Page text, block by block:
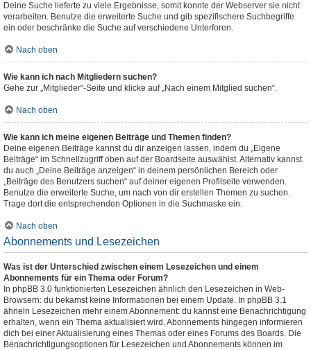
Deine Suche lieferte zu viele Ergebnisse, somit konnte der Webserver sie nicht
verarbeiten. Benutze die erweiterte Suche und gib spezifischere Suchbegriffe
ein oder beschränke die Suche auf verschiedene Unterforen.
Nach oben
Wie kann ich nach Mitgliedern suchen?
Gehe zur „Mitglieder“-Seite und klicke auf „Nach einem Mitglied suchen“.
Nach oben
Wie kann ich meine eigenen Beiträge und Themen finden?
Deine eigenen Beiträge kannst du dir anzeigen lassen, indem du „Eigene
Beiträge“ im Schnellzugriff oben auf der Boardseite auswählst. Alternativ kannst
du auch „Deine Beiträge anzeigen“ in deinem persönlichen Bereich oder
„Beiträge des Benutzers suchen“ auf deiner eigenen Profilseite verwenden.
Benutze die erweiterte Suche, um nach von dir erstellen Themen zu suchen.
Trage dort die entsprechenden Optionen in die Suchmaske ein.
Nach oben
Abonnements und Lesezeichen
Was ist der Unterschied zwischen einem Lesezeichen und einem
Abonnements für ein Thema oder Forum?
In phpBB 3.0 funktionierten Lesezeichen ähnlich den Lesezeichen in Web-
Browsern: du bekamst keine Informationen bei einem Update. In phpBB 3.1
ähneln Lesezeichen mehr einem Abonnement: du kannst eine Benachrichtigung
erhalten, wenn ein Thema aktualisiert wird. Abonnements hingegen informieren
dich bei einer Aktualisierung eines Themas oder eines Forums des Boards. Die
Benachrichtigungsoptionen für Lesezeichen und Abonnements können im